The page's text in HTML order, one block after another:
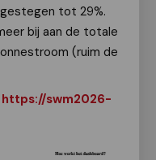
tot 29%.
bij aan de totale
(ruim de
https://swm2026-